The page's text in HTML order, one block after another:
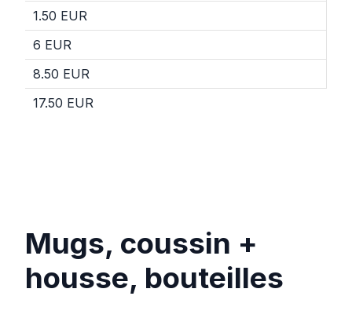
1.50 EUR
6 EUR
8.50 EUR
17.50 EUR
Mugs, coussin +
housse, bouteilles